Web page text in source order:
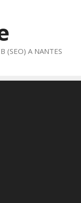
(SEO) A NANTES